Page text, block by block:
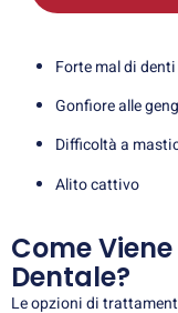
Forte mal di denti
Gonfiore alle
Difficoltà a
Alito cattivo
Come
Dentale?
Le opzioni di